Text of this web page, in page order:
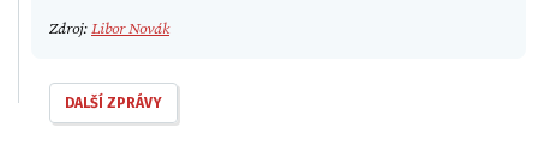
Zdroj:Libor Novák
DALŠÍ ZPRÁVY